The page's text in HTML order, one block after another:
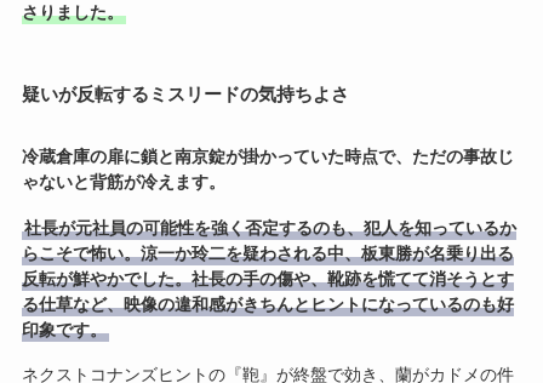
さりました。
疑いが反転するミスリードの気持ちよさ
冷蔵倉庫の扉に鎖と南京錠が掛かっていた時点で、ただの事故じ
ゃないと背筋が冷えます。
社長が元社員の可能性を強く否定するのも、犯人を知っているか
らこそで怖い。涼一か玲二を疑わされる中、板東勝が名乗り出る
反転が鮮やかでした。社長の手の傷や、靴跡を慌てて消そうとす
る仕草など、映像の違和感がきちんとヒントになっているのも好
印象です。
ネクストコナンズヒントの『鞄』が終盤で効き、蘭がカドメの件